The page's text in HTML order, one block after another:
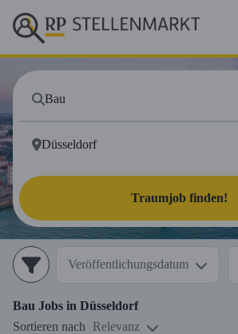
Traumjob finden!
Veröffentlichungsdatum
Bau Jobs in Düsseldorf
Sortieren nach Relevanz